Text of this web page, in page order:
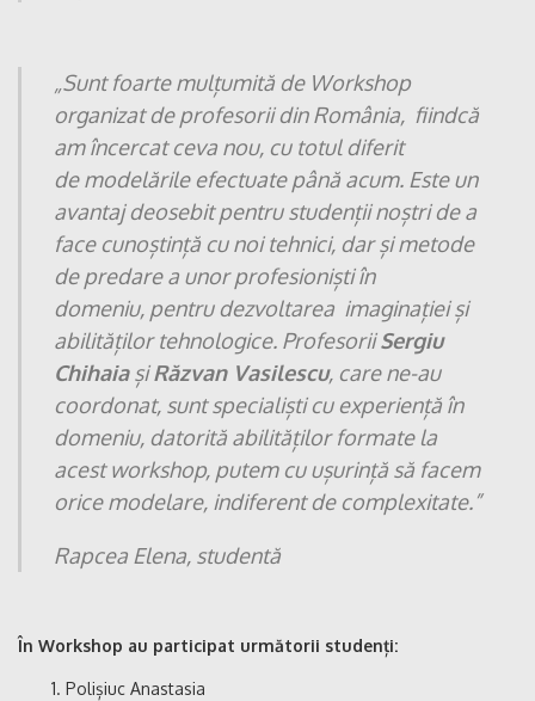
„Sunt foarte mulțumită de Workshop
organizat de profesorii din România, fiindcă
am încercat ceva nou, cu totul diferit
demodelările efectuate până acum. Este un
avantaj deosebit pentrustudenții noștri de a
face cunoștință cu noi tehnici, dar șimetode
de predare a unor profesioniști în
domeniu, pentru dezvoltarea imaginației și
abilităților tehnologice. ProfesoriiSergiu
ChihaiașiRăzvan Vasilescu, care ne-au
coordonat, sunt specialiști cu experiență în
domeniu, datorită abilitățilorformate la
acest workshop, putem cu ușurință să facem
orice modelare, indiferent de complexitate.”
Rapcea Elena, studentă
În Workshop au participat următorii studenți:
Polișiuc Anastasia